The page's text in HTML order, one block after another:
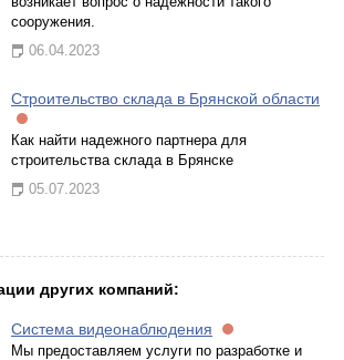
сооружения.
06.04.2023
Строительство склада в Брянской области
Как найти надежного партнера для
строительства склада в Брянске
05.07.2023
других компаний:
Система видеонаблюдения
Мы предоставляем услуги по разработке и